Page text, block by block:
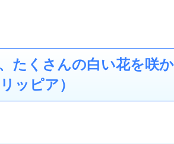
たくさんの白い花を咲
ッピア）